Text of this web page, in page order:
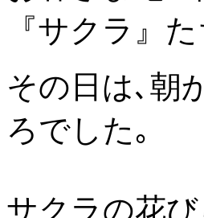
『サクラ』
その日は､朝
ろでした｡
サクラの花